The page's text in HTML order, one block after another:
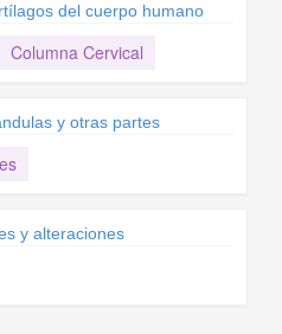
del cuerpo humano
Columna Cervical
y otras partes
y alteraciones